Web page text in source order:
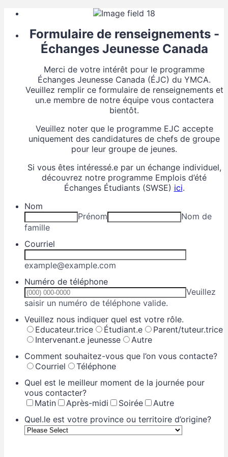
Formulaire de renseignements -
Échanges Jeunesse Canada
Merci de votre intérêt pour le programme
Échanges Jeunesse Canada (ÉJC) du YMCA.
Veuillez remplir ce formulaire de renseignements et
un.e membre de notre équipe vous contactera
bientôt.
Veuillez noter que le programme EJC accepte
uniquement des candidatures de chefs de groupe
pour leur groupe de jeunes.
Si vous êtes intéressé.e par un échange individuel,
découvrez notre programme Emplois d’été
Échanges Étudiants (SWSE) ici.
Nom
Prénom
Nom de
famille
Courriel
example@example.com
Numéro de téléphone
Veuillez
saisir un numéro de téléphone valide.
Veuillez nous indiquer quel est votre rôle.
Educateur.trice
Étudiant.e
Parent/tuteur.trice
Intervenant.e jeunesse
Autre
Comment souhaitez-vous que l’on vous contacte?
Courriel
Téléphone
Quel est le meilleur moment de la journée pour
vous contacter?
Matin
Après-midi Soirée
Autre
Quel.le est votre province ou territoire d’origine?